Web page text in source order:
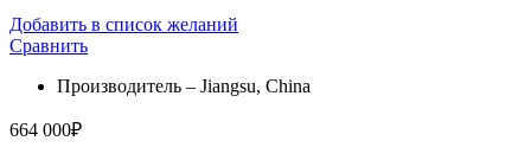
Добавить в список желаний
Сравнить
Производитель – Jiangsu, China
664 000₽